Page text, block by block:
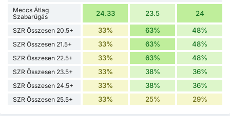
Meccs Átlag
Szabarúgás
24.33 23.5 24
SZR Összesen 20.5+ 33% 63% 48%
SZR Összesen 21.5+ 33% 63% 48%
SZR Összesen 22.5+ 33% 63% 48%
SZR Összesen 23.5+ 33% 38% 36%
SZR Összesen 24.5+ 33% 38% 36%
SZR Összesen 25.5+ 33% 25% 29%